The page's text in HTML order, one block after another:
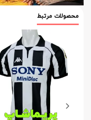
محصولات مرتبط